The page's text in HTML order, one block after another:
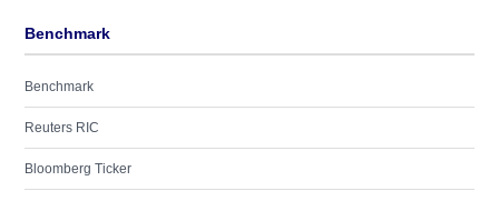
Benchmark
Benchmark
Reuters RIC
Bloomberg Ticker